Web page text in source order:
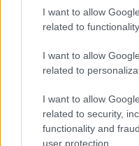
I want to allow
related to
I want to allow
related to
I want to allow
related to security,
functionality and
user protection.
A darabban "komoly
ravasz szeretők és
menekülnek egymás
bajba kerüljenek".
Az előadásban - amelyet